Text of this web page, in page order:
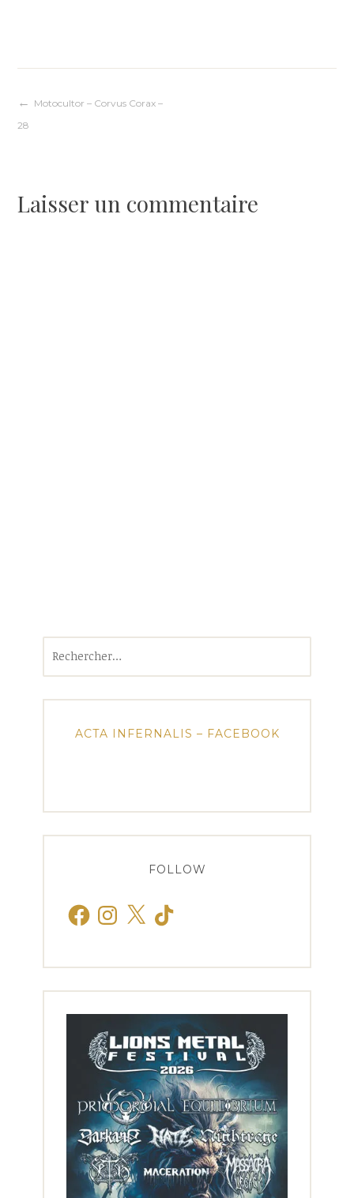
Navigation
l’article
Motocultor – Corvus Corax –
28
Laisser un commentaire
ACTA INFERNALIS – FACEBOOK
FOLLOW
FacebookInstagram
X TikTok